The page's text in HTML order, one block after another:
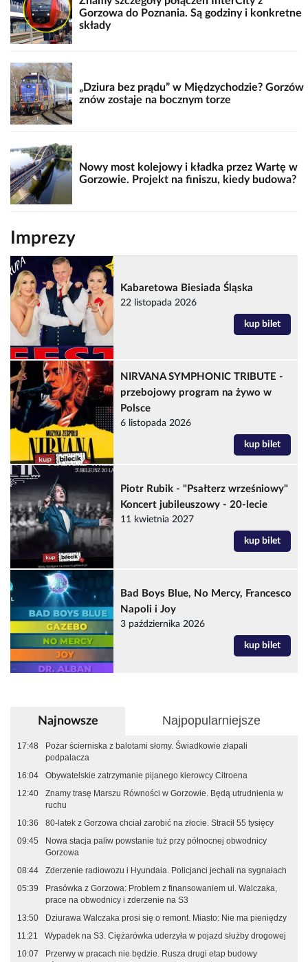
Gorzowa do Poznania. Są godziny i konkretne
składy
„Dziura bez prądu” w Międzychodzie? Gorzów
znów zostaje na bocznym torze
Nowy most kolejowy i kładka przez Wartę w
Gorzowie. Projekt na finiszu, kiedy budowa?
Imprezy
Kabaretowa Biesiada Śląska
22 listopada 2026
kup bilet
NIRVANA SYMPHONIC TRIBUTE -
przebojowy program na żywo w
Polsce
6 listopada 2026
kup bilet
Piotr Rubik - "Psałterz wrześniowy"
Koncert jubileuszowy - 20-lecie
11 kwietnia 2027
kup bilet
Bad Boys Blue, No Mercy, Francesco
Napoli i Joy
3 października 2026
kup bilet
Najnowsze Najpopularniejsze
17:48
Pożar ścierniska z balotami słomy. Świadkowie złapali
podpalacza
16:04
Obywatelskie zatrzymanie pijanego kierowcy Citroena
12:40
Znamy trasę Marszu Równości w Gorzowie. Będą utrudnienia w
ruchu
10:36
80-latek z Gorzowa chciał zarobić na złocie. Stracił 55 tysięcy
09:45
Nowa stacja paliw powstanie tuż przy północnej obwodnicy
Gorzowa
08:44
Zderzenie radiowozu i Hyundaia. Policjanci jechali na sygnałach
05:39
Prasówka z Gorzowa: Problem z finansowaniem ul. Walczaka,
prace na obwodnicy i zderzenie na S3
13:50
Dziurawa Walczaka prosi się o remont. Miasto: Nie ma pieniędzy
11:21
Wypadek na S3. Ciężarówka uderzyła w pojazd służby drogowej
10:07
Przerwy w pracach nie będzie. Rusza drugi etap budowy